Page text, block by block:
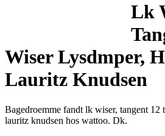
Lk
Wiser Lysdmper,
Lauritz Knudsen
Bagedroemme fandt lk wiser, tangent
lauritz knudsen hos wattoo. Dk.